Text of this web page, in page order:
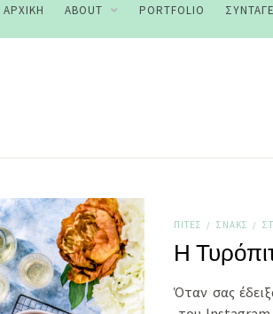
ΑΡΧΙΚΉ ABOUT PORTFOLIO
ΠΊΤΕΣ / ΣΝΑΚΣ /
Η
Όταν σας